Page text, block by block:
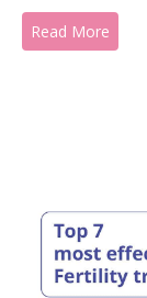
Read More